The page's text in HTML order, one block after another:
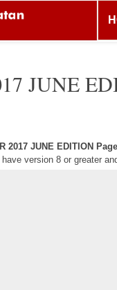
JUNE
2017 JUNE EDITION
version 8 or greater